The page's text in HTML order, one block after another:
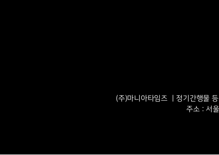
(주)마니아타임즈 ㅣ정기간행물
주소 : 서